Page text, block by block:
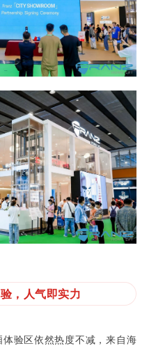
，人气即实力
验区依然热度不减，来自海